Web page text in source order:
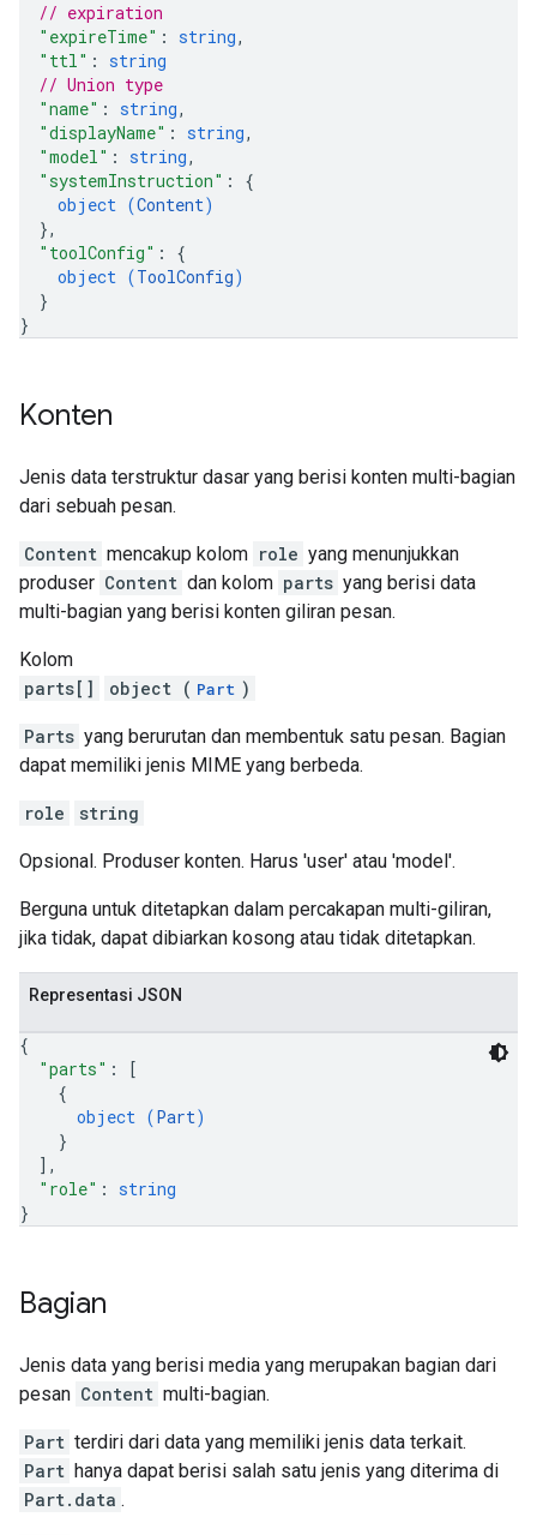
// expiration
"expireTime" : string,
"ttl" : string
// Union type
"name" : string,
"displayName" : string,
"model" : string,
"systemInstruction" : {
object (Content)
},
"toolConfig" : {
object (ToolConfig)
}
}
Konten
Jenis data terstruktur dasar yang berisi konten multi-bagian
dari sebuah pesan.
Content mencakup kolom role yang menunjukkan
produser Content dan kolom parts yang berisi data
multi-bagian yang berisi konten giliran pesan.
Kolom
parts[]
object ( Part )
Parts yang berurutan dan membentuk satu pesan. Bagian
dapat memiliki jenis MIME yang berbeda.
role string
Opsional. Produser konten. Harus 'user' atau 'model'.
Berguna untuk ditetapkan dalam percakapan multi-giliran,
jika tidak, dapat dibiarkan kosong atau tidak ditetapkan.
Representasi JSON
{
"parts" :
[
{
object (Part)
}
] ,
"role" : string
}
Bagian
Jenis data yang berisi media yang merupakan bagian dari
pesan Content multi-bagian.
Part terdiri dari data yang memiliki jenis data terkait.
Part hanya dapat berisi salah satu jenis yang diterima di
Part.data .